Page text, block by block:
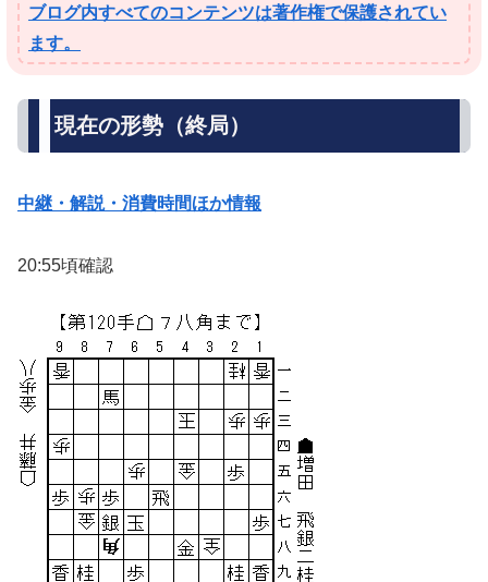
ブログ内すべてのコンテンツは著作権で保護されてい
ます。
現在の形勢（終局）
中継・解説・消費時間ほか情報
20:55頃確認